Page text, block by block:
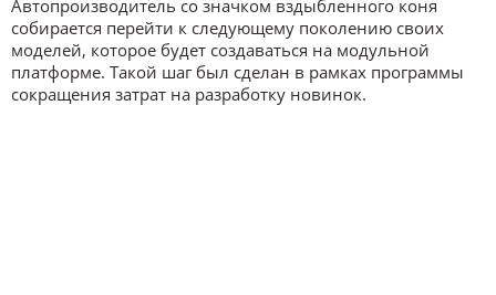
Автопроизводитель со значком вздыбленного коня
собирается перейти к следующему поколению своих
моделей, которое будет создаваться на модульной
платформе. Такой шаг был сделан в рамках программы
сокращения затрат на разработку новинок.